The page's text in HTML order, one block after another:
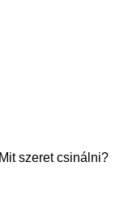
szeret csinálni?